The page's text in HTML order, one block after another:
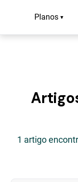
Planos ▾
1 artigo